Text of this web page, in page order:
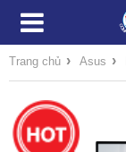
Trang chủ › Asus ›